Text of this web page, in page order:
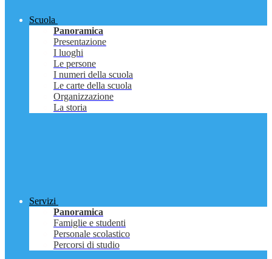
Scuola
Panoramica
Presentazione
I luoghi
Le persone
I numeri della scuola
Le carte della scuola
Organizzazione
La storia
Servizi
Panoramica
Famiglie e studenti
Personale scolastico
Percorsi di studio